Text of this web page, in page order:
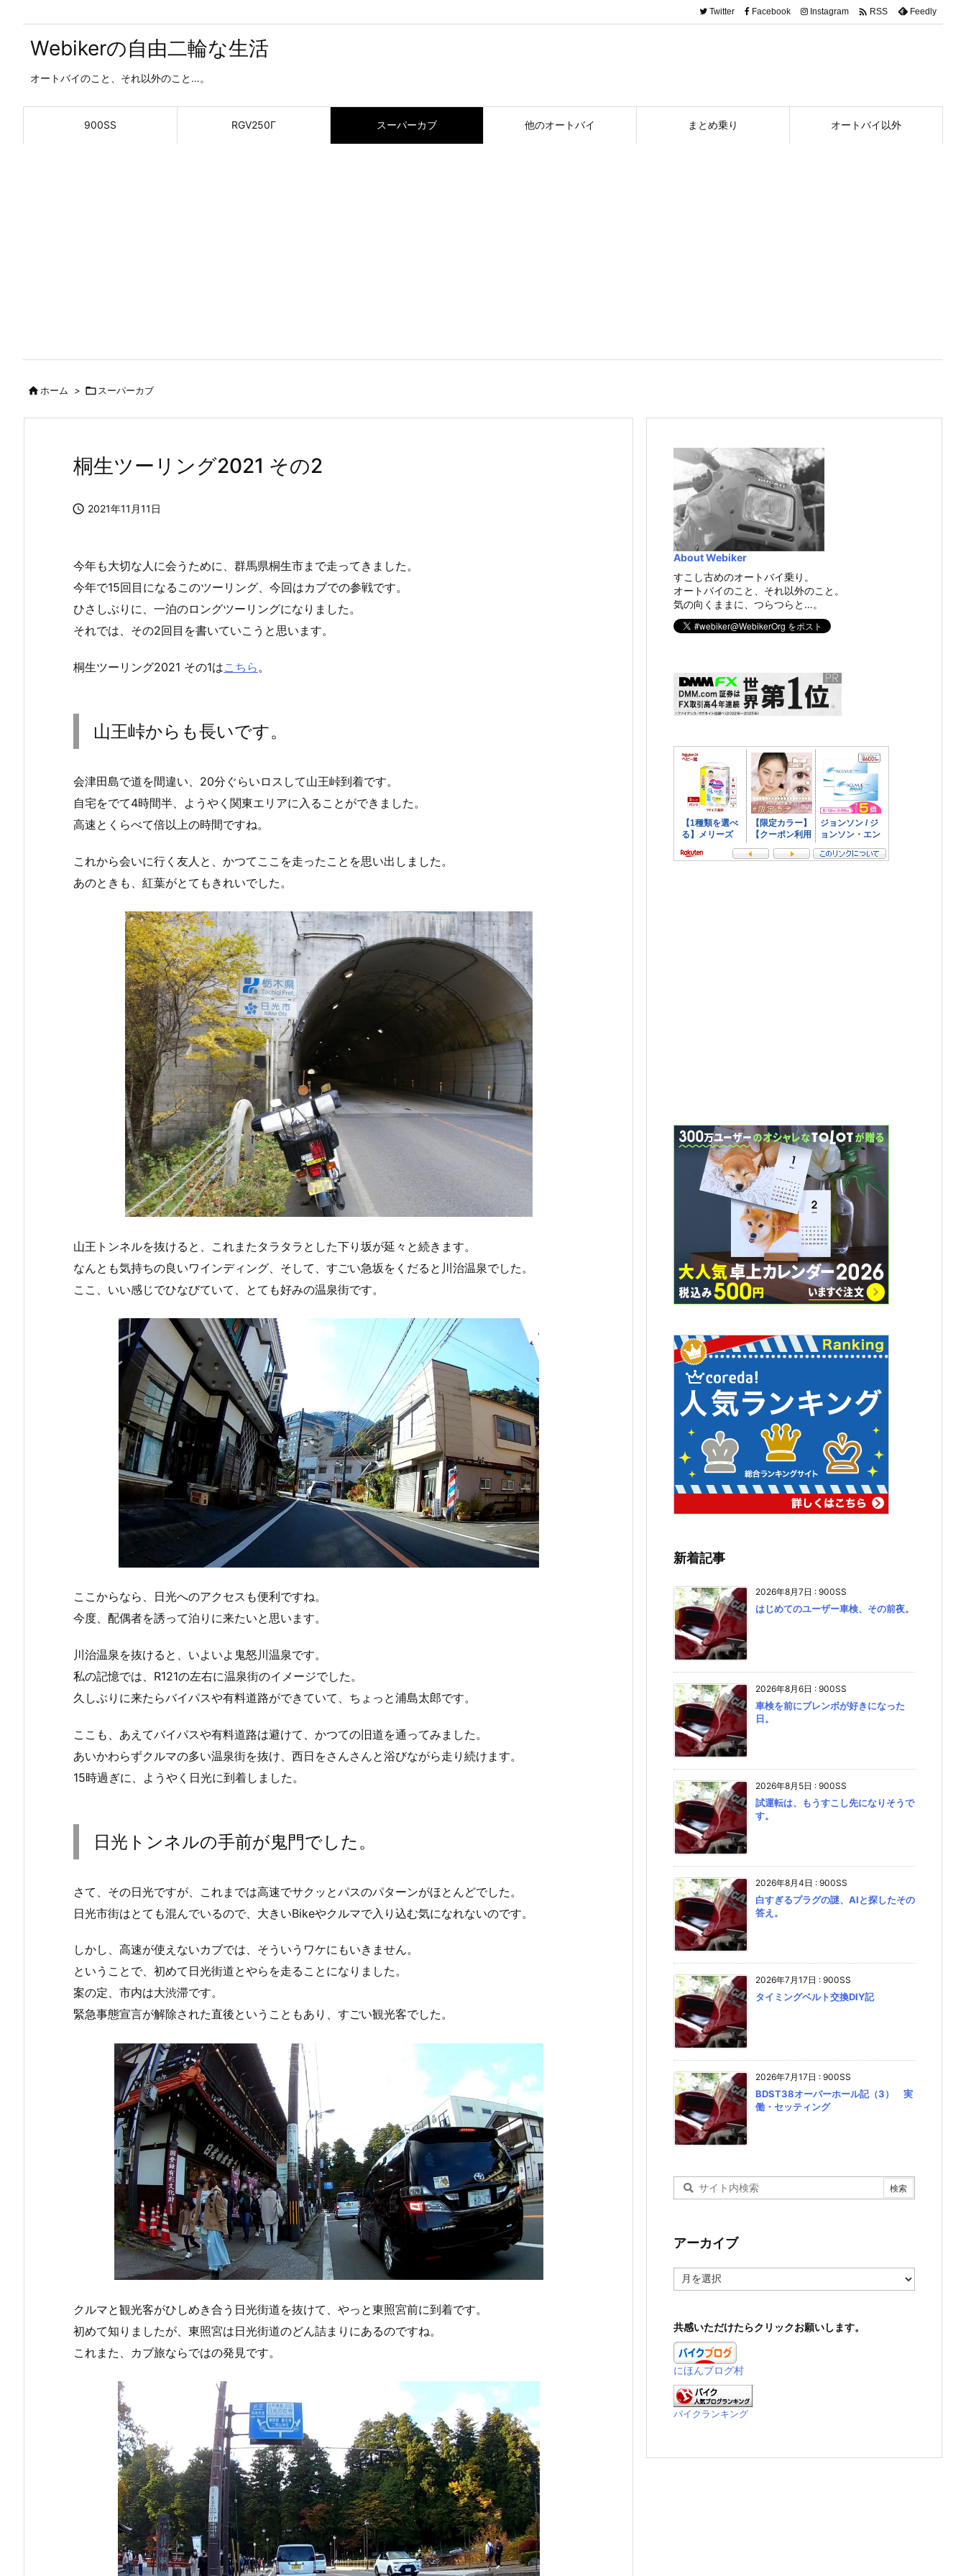
Webikerの自由二輪な生活
オートバイのこと、それ以外のこと…。
900SS RGV250Γ スーパーカブ 他のオートバイ まとめ乗り オートバイ以外
Twitter Facebook Instagram  RSS Feedly
ホーム >  スーパーカブ
桐生ツーリング2021 その2
 2021年11月11日
今年も大切な人に会うために、群馬県桐生市まで走ってきました。
今年で15回目になるこのツーリング、今回はカブでの参戦です。
ひさしぶりに、一泊のロングツーリングになりました。
それでは、その2回目を書いていこうと思います。
桐生ツーリング2021 その1はこちら 。
山王峠からも長いです。
会津田島で道を間違い、20分ぐらいロスして山王峠到着です。
自宅をでて4時間半、ようやく関東エリアに入ることができました。
高速とくらべて倍以上の時間ですね。
これから会いに行く友人と、かつてここを走ったことを思い出しました。
あのときも、紅葉がとてもきれいでした。
山王トンネルを抜けると、これまたタラタラとした下り坂が延々と続きます。
なんとも気持ちの良いワインディング、そして、すごい急坂をくだると川治温泉でした。
ここ、いい感じでひなびていて、とても好みの温泉街です。
ここからなら、日光へのアクセスも便利ですね。
今度、配偶者を誘って泊りに来たいと思います。
川治温泉を抜けると、いよいよ鬼怒川温泉です。
私の記憶では、R121の左右に温泉街のイメージでした。
久しぶりに来たらバイパスや有料道路ができていて、ちょっと浦島太郎です。
ここも、あえてバイパスや有料道路は避けて、かつての旧道を通ってみました。
あいかわらずクルマの多い温泉街を抜け、西日をさんさんと浴びながら走り続けます。
15時過ぎに、ようやく日光に到着しました。
日光トンネルの手前が鬼門でした。
さて、その日光ですが、これまでは高速でサクッとパスのパターンがほとんどでした。
日光市街はとても混んでいるので、大きいBikeやクルマで入り込む気になれないのです。
しかし、高速が使えないカブでは、そういうワケにもいきません。
ということで、初めて日光街道とやらを走ることになりました。
案の定、市内は大渋滞です。
緊急事態宣言が解除された直後ということもあり、すごい観光客でした。
クルマと観光客がひしめき合う日光街道を抜けて、やっと東照宮前に到着です。
初めて知りましたが、東照宮は日光街道のどん詰まりにあるのですね。
これまた、カブ旅ならではの発見です。
About Webiker
すこし古めのオートバイ乗り。
オートバイのこと、それ以外のこと。
気の向くままに、つらつらと…。
新着記事
2026年8月7日 : 900SS
はじめてのユーザー車検、その前夜。
2026年8月6日 : 900SS
車検を前にブレンボが好きになった
日。
2026年8月5日 : 900SS
試運転は、もうすこし先になりそうで
す。
2026年8月4日 : 900SS
白すぎるプラグの謎、AIと探したその
答え。
2026年7月17日 : 900SS
タイミングベルト交換DIY記
2026年7月17日 : 900SS
BDST38オーバーホール記（3） 実
働・セッティング
アーカイブ
ー
ブ
共感いただけたらクリックお願いします。
にほんブログ村
バイクランキング